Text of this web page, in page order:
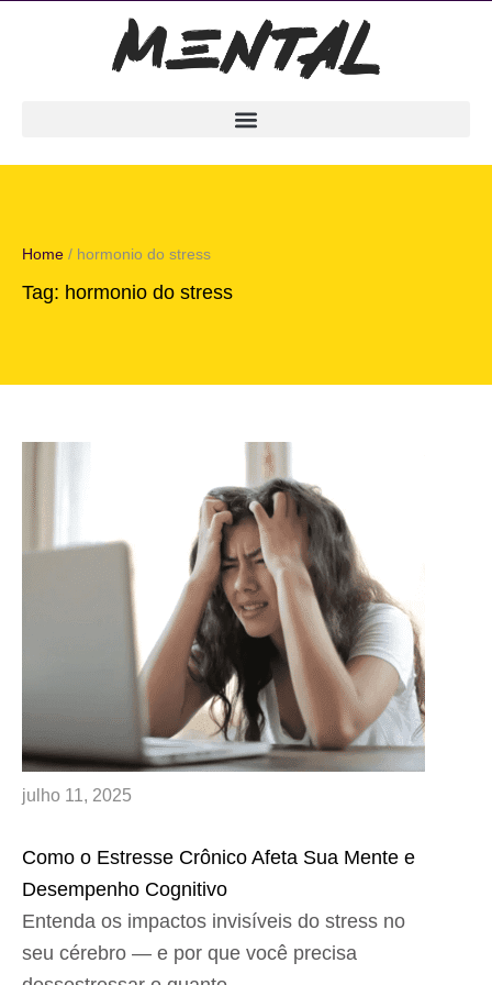
Home / hormonio do stress
Tag: hormonio do stress
julho 11, 2025
Como o Estresse Crônico Afeta Sua Mente e
Desempenho Cognitivo
Entenda os impactos invisíveis do stress no
seu cérebro — e por que você precisa